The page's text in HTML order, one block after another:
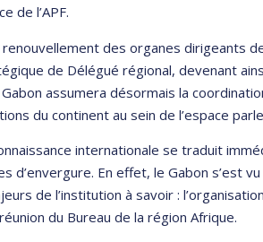
de l’APF.
des organes dirigeants
de Délégué régional, devenant
assumera désormais la
du continent au sein de l’espace
internationale se traduit
d’envergure. En effet, le Gabon s’est
de l’institution à savoir :
du Bureau de la région Afrique.